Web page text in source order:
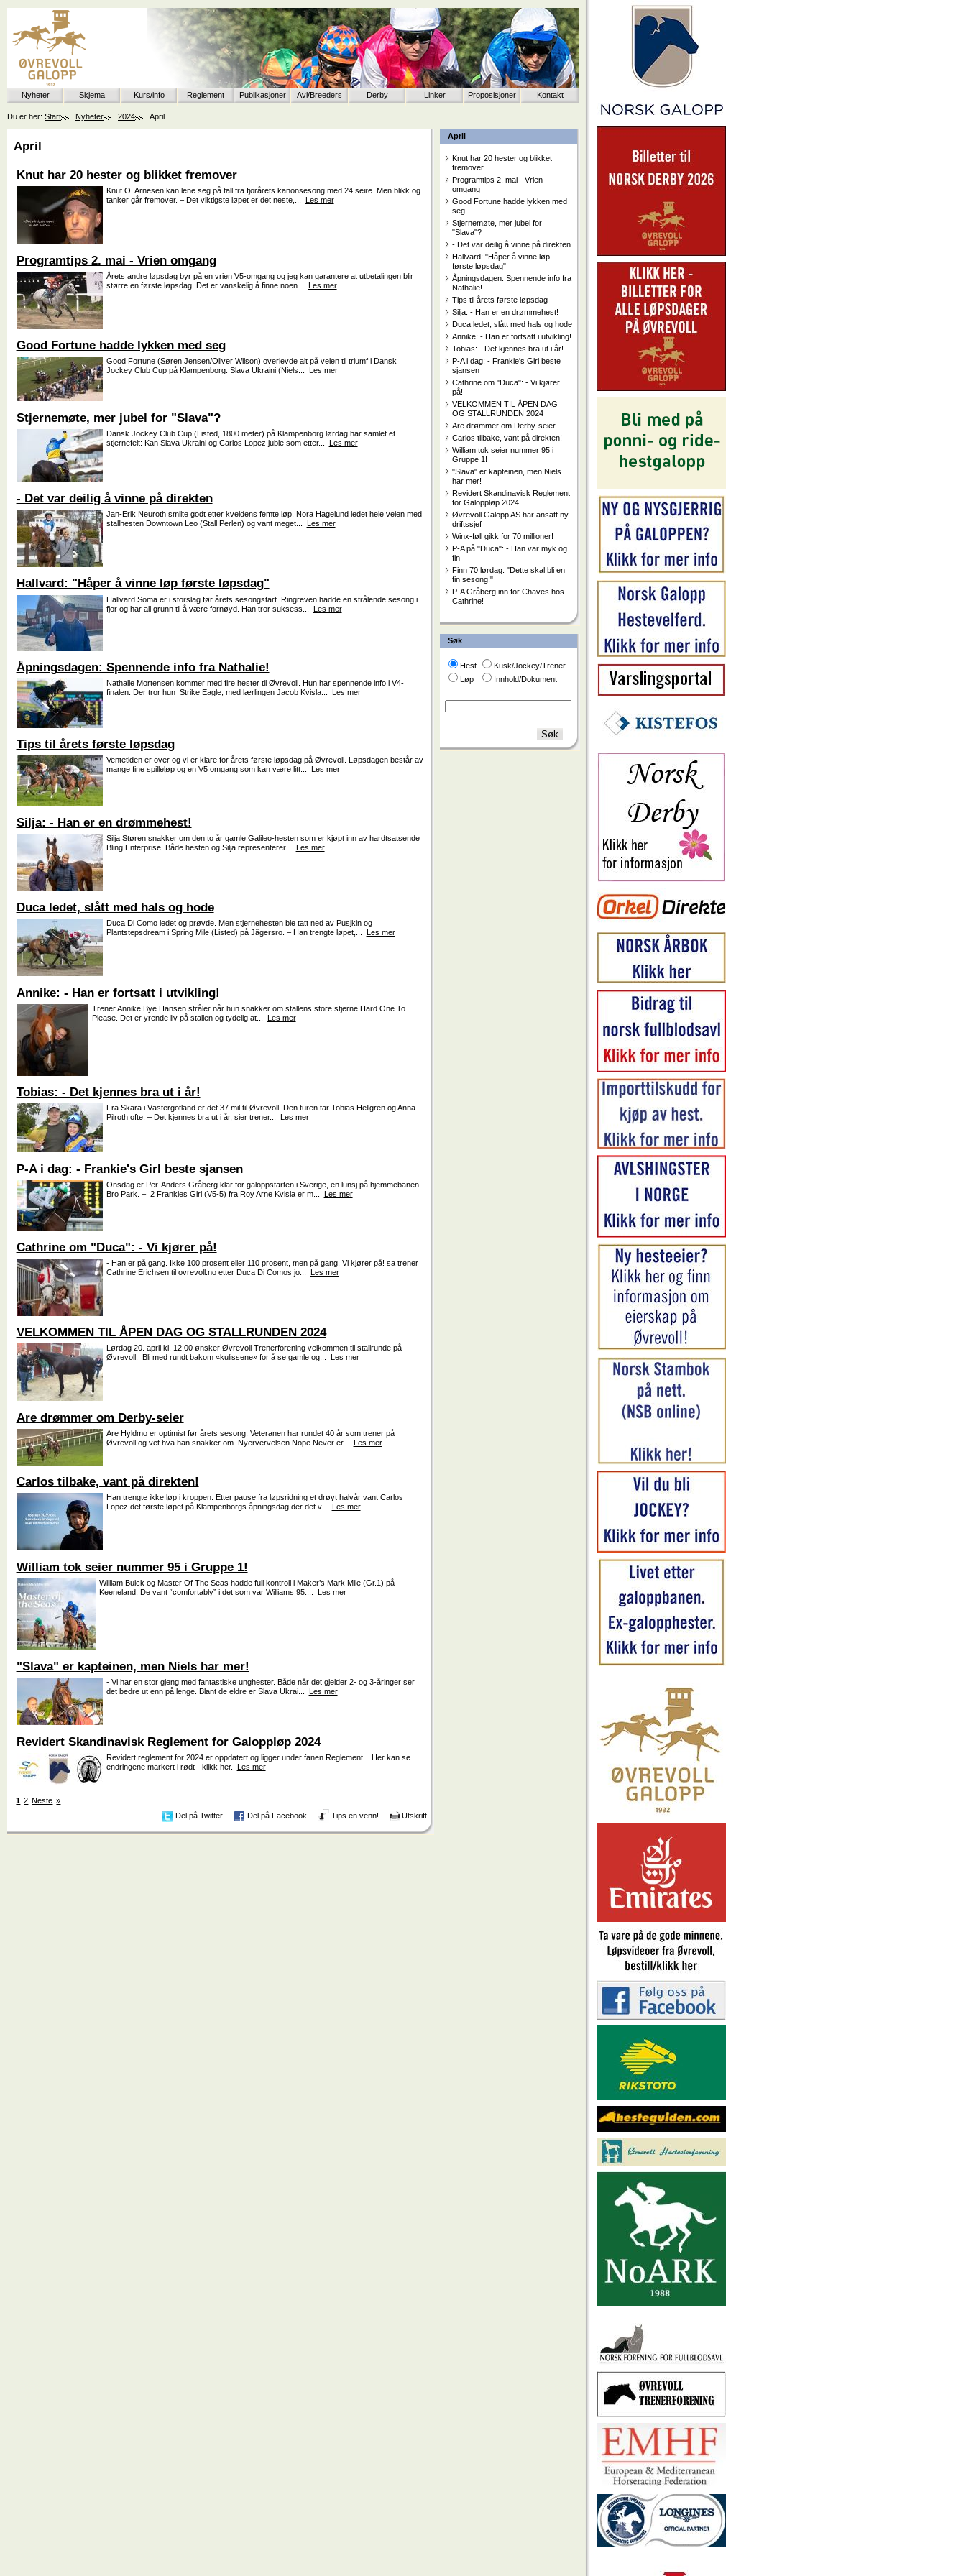
Nyheter Skjema Kurs/info Reglement Publikasjoner Avl/Breeders Derby Linker Proposisjoner Kontakt
Du er her: Start Nyheter 2024 April
April
Knut har 20 hester og blikket
fremover
Programtips 2. mai - Vrien
omgang
Good Fortune hadde lykken med
seg
Stjernemøte, mer jubel for
"Slava"?
- Det var deilig å vinne på direkten
Hallvard: "Håper å vinne løp
første løpsdag"
Åpningsdagen: Spennende info fra
Nathalie!
Tips til årets første løpsdag
Silja: - Han er en drømmehest!
Duca ledet, slått med hals og hode
Annike: - Han er fortsatt i utvikling!
Tobias: - Det kjennes bra ut i år!
P-A i dag: - Frankie's Girl beste
sjansen
Cathrine om "Duca": - Vi kjører
på!
VELKOMMEN TIL ÅPEN DAG
OG STALLRUNDEN 2024
Are drømmer om Derby-seier
Carlos tilbake, vant på direkten!
William tok seier nummer 95 i
Gruppe 1!
"Slava" er kapteinen, men Niels
har mer!
Revidert Skandinavisk Reglement
for Galoppløp 2024
Øvrevoll Galopp AS har ansatt ny
driftssjef
Winx-føll gikk for 70 millioner!
P-A på "Duca": - Han var myk og
fin
Finn 70 lørdag: "Dette skal bli en
fin sesong!"
P-A Gråberg inn for Chaves hos
Cathrine!
Søk
Hest
Kusk/Jockey/Trener
Løp
Innhold/Dokument
April
Knut har 20 hester og blikket fremover
Knut O. Arnesen kan lene seg på tall fra fjorårets kanonsesong med 24 seire. Men blikk og
tanker går fremover. – Det viktigste løpet er det neste,...
Les mer
Programtips 2. mai - Vrien omgang
Årets andre løpsdag byr på en vrien V5-omgang og jeg kan garantere at utbetalingen blir
større en første løpsdag. Det er vanskelig å finne noen... Les mer
Good Fortune hadde lykken med seg
Good Fortune (Søren Jensen/Oliver Wilson) overlevde alt på veien til triumf i Dansk
Jockey Club Cup på Klampenborg. Slava Ukraini (Niels... Les mer
Stjernemøte, mer jubel for "Slava"?
Dansk Jockey Club Cup (Listed, 1800 meter) på Klampenborg lørdag har samlet et
stjernefelt: Kan Slava Ukraini og Carlos Lopez juble som etter... Les mer
- Det var deilig å vinne på direkten
Jan-Erik Neuroth smilte godt etter kveldens femte løp. Nora Hagelund ledet hele veien med
stallhesten Downtown Leo (Stall Perlen) og vant meget... Les mer
Hallvard: "Håper å vinne løp første løpsdag"
Hallvard Soma er i storslag før årets sesongstart. Ringreven hadde en strålende sesong i
fjor og har all grunn til å være fornøyd. Han tror suksess... Les mer
Åpningsdagen: Spennende info fra Nathalie!
Nathalie Mortensen kommer med fire hester til Øvrevoll. Hun har spennende info i V4-
finalen. Der tror hun Strike Eagle, med lærlingen Jacob Kvisla... Les mer
Tips til årets første løpsdag
Ventetiden er over og vi er klare for årets første løpsdag på Øvrevoll. Løpsdagen består av
mange fine spilleløp og en V5 omgang som kan være litt...
Les mer
Silja: - Han er en drømmehest!
Silja Støren snakker om den to år gamle Galileo-hesten som er kjøpt inn av hardtsatsende
Bling Enterprise. Både hesten og Silja representerer... Les mer
Duca ledet, slått med hals og hode
Duca Di Como ledet og prøvde. Men stjernehesten ble tatt ned av Pusjkin og
Plantstepsdream i Spring Mile (Listed) på Jägersro. – Han trengte løpet,...
Les mer
Annike: - Han er fortsatt i utvikling!
Trener Annike Bye Hansen stråler når hun snakker om stallens store stjerne Hard One To
Please. Det er yrende liv på stallen og tydelig at... Les mer
Tobias: - Det kjennes bra ut i år!
Fra Skara i Västergötland er det 37 mil til Øvrevoll. Den turen tar Tobias Hellgren og Anna
Pilroth ofte. – Det kjennes bra ut i år, sier trener... Les mer
P-A i dag: - Frankie's Girl beste sjansen
Onsdag er Per-Anders Gråberg klar for galoppstarten i Sverige, en lunsj på hjemmebanen
Bro Park. – 2 Frankies Girl (V5-5) fra Roy Arne Kvisla er m... Les mer
Cathrine om "Duca": - Vi kjører på!
- Han er på gang. Ikke 100 prosent eller 110 prosent, men på gang. Vi kjører på! sa trener
Cathrine Erichsen til ovrevoll.no etter Duca Di Comos jo... Les mer
VELKOMMEN TIL ÅPEN DAG OG STALLRUNDEN 2024
Lørdag 20. april kl. 12.00 ønsker Øvrevoll Trenerforening velkommen til stallrunde på
Øvrevoll. Bli med rundt bakom «kulissene» for å se gamle og...
Les mer
Are drømmer om Derby-seier
Are Hyldmo er optimist før årets sesong. Veteranen har rundet 40 år som trener på
Øvrevoll og vet hva han snakker om. Nyervervelsen Nope Never er... Les mer
Carlos tilbake, vant på direkten!
Han trengte ikke løp i kroppen. Etter pause fra løpsridning et drøyt halvår vant Carlos
Lopez det første løpet på Klampenborgs åpningsdag der det v...
Les mer
William tok seier nummer 95 i Gruppe 1!
William Buick og Master Of The Seas hadde full kontroll i Maker’s Mark Mile (Gr.1) på
Keeneland. De vant “comfortably” i det som var Williams 95.... Les mer
"Slava" er kapteinen, men Niels har mer!
- Vi har en stor gjeng med fantastiske unghester. Både når det gjelder 2- og 3-åringer ser
det bedre ut enn på lenge. Blant de eldre er Slava Ukrai... Les mer
Revidert Skandinavisk Reglement for Galoppløp 2024
Revidert reglement for 2024 er oppdatert og ligger under fanen Reglement. Her kan se
endringene markert i rødt - klikk her. Les mer
1 2 Neste »
Del på Twitter
Del på Facebook Tips en venn! Utskrift